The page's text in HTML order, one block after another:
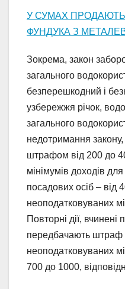
У СУМАХ ПРОДАЮТЬ
ФУНДУКА З
Зокрема, закон
загального
безперешкодний і
узбережжя річок,
загального
недотримання
штрафом від 200 до
мінімумів доходів
посадових осіб – від
неоподатковуваних
Повторні дії, вчинені
передбачають штраф
неоподатковуваних
700 до 1000,